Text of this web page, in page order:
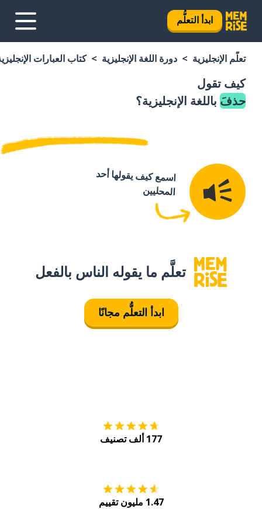
ابدأ التعلُّم
تعلَّم الإنجليزية دورة اللغة الإنجليزية كتاب العبارات
كيف تقول
حذفَ باللغة الإنجليزية؟
اسمع كيف يقولها أحد
المحليين
تعلَّم ما يقوله الناس بالفعل
ابدأ التعلُّم مجانًا
177 ألف تصنيف
1.47 مليون تقييم